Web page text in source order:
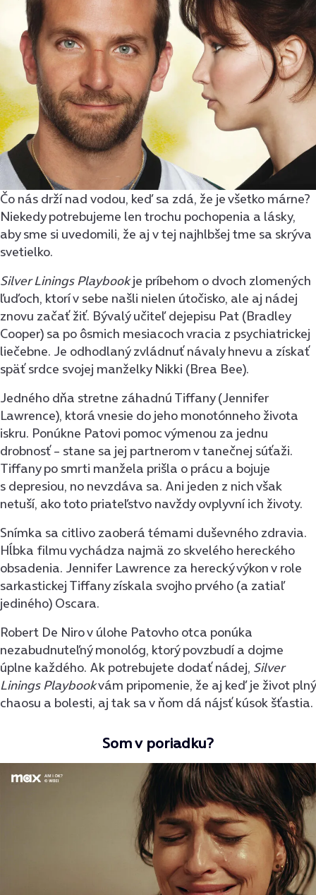
Čo nás drží nad vodou, keď sa zdá, že je všetko márne?
Niekedy potrebujeme len trochu pochopenia a lásky,
aby sme si uvedomili, že aj v tej najhlbšej tme sa skrýva
svetielko.
Silver Linings Playbookje príbehom o dvoch zlomených
ľuďoch, ktorí v sebe našli nielen útočisko, ale aj nádej
znovu začať žiť. Bývalý učiteľ dejepisu Pat (Bradley
Cooper) sa po ôsmich mesiacoch vracia z psychiatrickej
liečebne. Je odhodlaný zvládnuť návaly hnevu a získať
späť srdce svojej manželky Nikki (Brea Bee).
Jedného dňa stretne záhadnú Tiffany (Jennifer
Lawrence), ktorá vnesie do jeho monotónneho života
iskru. Ponúkne Patovi pomoc výmenou za jednu
drobnosť – stane sa jej partnerom v tanečnej súťaži.
Tiffany po smrti manžela prišla o prácu a bojuje
s depresiou, no nevzdáva sa. Ani jeden z nich však
netuší, ako toto priateľstvo navždy ovplyvní ich životy.
Snímka sa citlivo zaoberá témami duševného zdravia.
Hĺbka filmu vychádza najmä zo skvelého hereckého
obsadenia. Jennifer Lawrence za herecký výkon v role
sarkastickej Tiffany získala svojho prvého (a zatiaľ
jediného) Oscara.
Robert De Niro v úlohe Patovho otca ponúka
nezabudnuteľný monológ, ktorý povzbudí a dojme
úplne každého. Ak potrebujete dodať nádej, Silver
Linings Playbookvám pripomenie, že aj keď je život plný
chaosu a bolesti, aj tak sa v ňom dá nájsť kúsok šťastia.
Som v poriadku?